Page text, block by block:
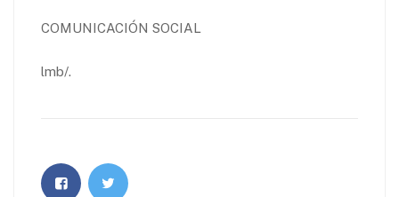
COMUNICACIÓN SOCIAL
lmb/.